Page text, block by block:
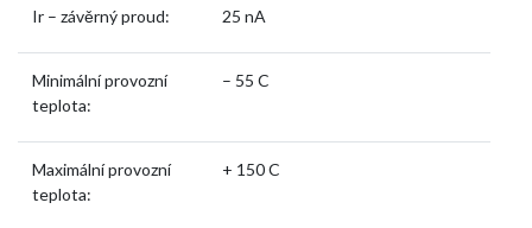
Ir – závěrný proud: 25 nA
Minimální provozní
teplota:
– 55 C
Maximální provozní
teplota:
+ 150 C